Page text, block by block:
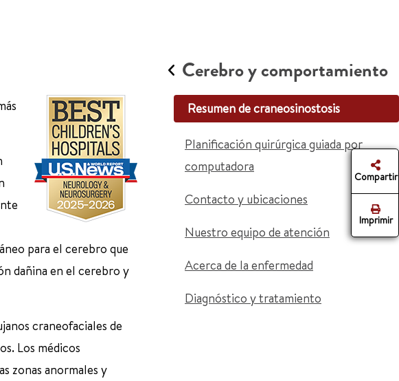
para el cerebro que
dañina en el cerebro y
craneofaciales de
Los médicos
zonas anormales y
Cerebro y comportamiento
Resumen de craneosinostosis
Planificación quirúrgica guiada por
computadora
Contacto y ubicaciones
Nuestro equipo de atención
Acerca de la enfermedad
Diagnóstico y tratamiento
Compartir
Imprimir